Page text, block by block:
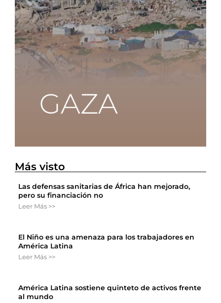
Más visto
Las defensas sanitarias de África han mejorado,
pero su financiación no
Leer Más >>
El Niño es una amenaza para los trabajadores en
América Latina
Leer Más >>
América Latina sostiene quinteto de activos frente
al mundo